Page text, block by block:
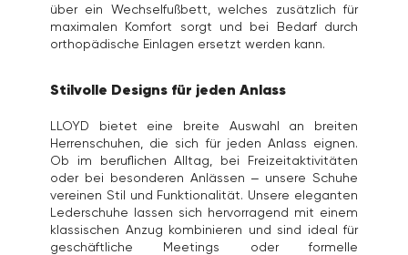
über ein Wechselfußbett, welches zusätzlich für
maximalen Komfort sorgt und bei Bedarf durch
orthopädische Einlagen ersetzt werden kann.
Stilvolle Designs für jeden Anlass
LLOYD bietet eine breite Auswahl an breiten
Herrenschuhen, die sich für jeden Anlass eignen.
Ob im beruflichen Alltag, bei Freizeitaktivitäten
oder bei besonderen Anlässen – unsere Schuhe
vereinen Stil und Funktionalität. Unsere eleganten
Lederschuhe lassen sich hervorragend mit einem
klassischen Anzug kombinieren und sind ideal für
geschäftliche Meetings oder formelle